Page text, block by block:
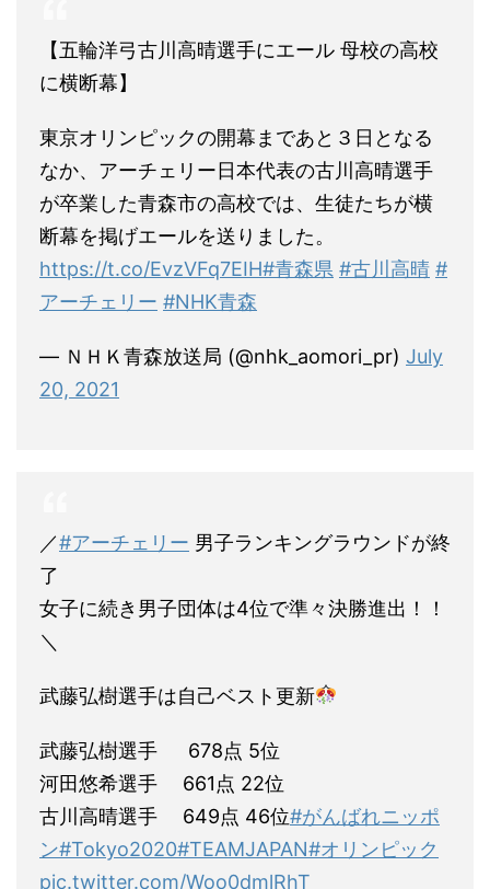
【五輪洋弓古川高晴選手にエール 母校の高校
に横断幕】
東京オリンピックの開幕まであと３日となる
なか、アーチェリー日本代表の古川高晴選手
が卒業した青森市の高校では、生徒たちが横
断幕を掲げエールを送りました。
https://t.co/EvzVFq7EIH#青森県 #古川高晴 #
アーチェリー #NHK青森
— ＮＨＫ青森放送局 (@nhk_aomori_pr) July
20, 2021
／#アーチェリー 男子ランキングラウンドが終
了
女子に続き男子団体は4位で準々決勝進出！！
＼
武藤弘樹選手は自己ベスト更新
武藤弘樹選手 678点 5位
河田悠希選手 661点 22位
古川高晴選手 649点 46位#がんばれニッポ
ン#Tokyo2020#TEAMJAPAN#オリンピック
pic.twitter.com/Woo0dmlRhT